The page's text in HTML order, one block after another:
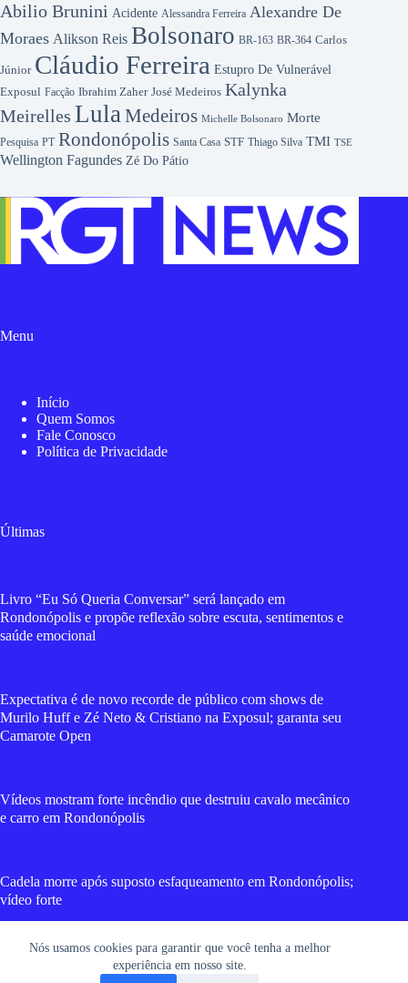
Nós usamos cookies para garantir que você tenha a melhor
experiência em nosso site.
Abilio Brunini Acidente Alessandra Ferreira Alexandre De
Moraes Alikson Reis Bolsonaro BR-163 BR-364 Carlos
Júnior Cláudio Ferreira Estupro De Vulnerável
Exposul Facção Ibrahim Zaher José Medeiros Kalynka
Meirelles Lula Medeiros Michelle Bolsonaro Morte
Pesquisa PT Rondonópolis Santa Casa STF Thiago Silva TMI TSE
Wellington Fagundes Zé Do Pátio
Menu
Início
Quem Somos
Fale Conosco
Política de Privacidade
Últimas
Livro “Eu Só Queria Conversar” será lançado em
Rondonópolis e propõe reflexão sobre escuta, sentimentos e
saúde emocional
Expectativa é de novo recorde de público com shows de
Murilo Huff e Zé Neto & Cristiano na Exposul; garanta seu
Camarote Open
Vídeos mostram forte incêndio que destruiu cavalo mecânico
e carro em Rondonópolis
Cadela morre após suposto esfaqueamento em Rondonópolis;
vídeo forte
Casa cheia: Noite de romantismo na 52ª Exposul com cantor